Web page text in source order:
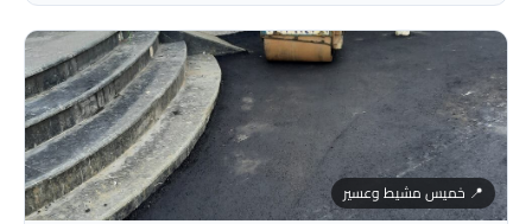
📍 خميس مشيط وعسير